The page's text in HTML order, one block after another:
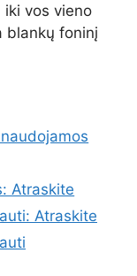
vos vieno
blankų foninį
Atraskite
Atraskite